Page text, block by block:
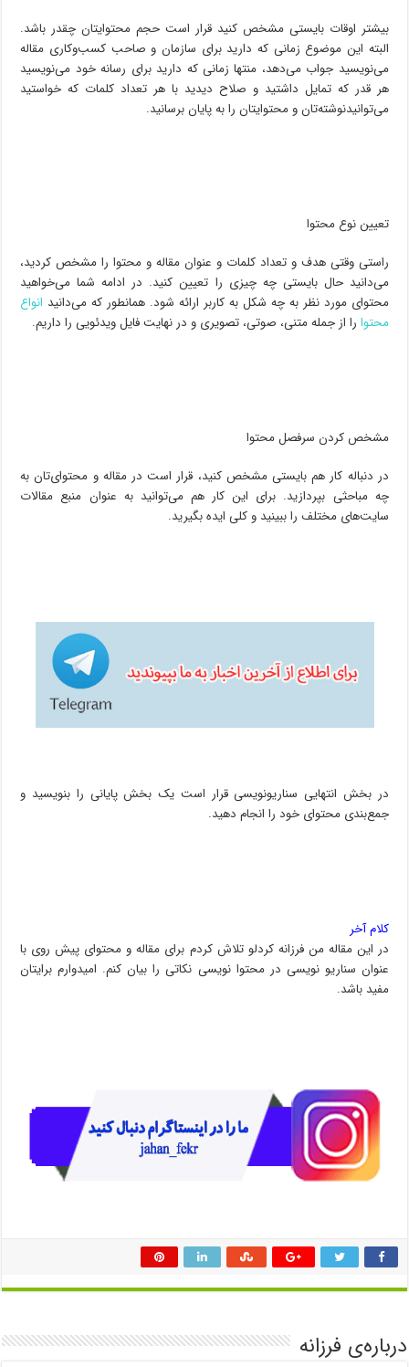
بیشتر اوقات بایستی مشخص کنید قرار است حجم محتوایتان چقدر باشد.
البته این موضوع زمانی که دارید برای سازمان و صاحب کسب‌و‌کاری مقاله
می‌نویسید جواب می‌دهد، منتها زمانی که دارید برای رسانه خود می‌نویسید
هر قدر که تمایل داشتید و صلاح دیدید با هر تعداد کلمات که خواستید
می‌توانیدنوشته‌تان و محتوایتان را به پایان برسانید.
تعیین نوع محتوا
راستی وقتی هدف و تعداد کلمات و عنوان مقاله و محتوا را مشخص کردید،
می‌دانید حال بایستی چه چیزی را تعیین کنید. در ادامه شما می‌خواهید
محتوای مورد نظر به چه شکل به کاربر ارائه شود. همانطور که می‌دانید انواع
محتوا را از جمله متنی، صوتی، تصویری و در نهایت فایل ویدئویی را داریم.
مشخص کردن سرفصل محتوا
در دنباله کار هم بایستی مشخص کنید، قرار است در مقاله و محتوای‌تان به
چه مباحثی بپردازید. برای این کار هم می‌توانید به عنوان منبع مقالات
سایت‌های مختلف را ببینید و کلی ایده بگیرید.
در بخش انتهایی سناریونویسی قرار است یک بخش پایانی را بنویسید و
جمع‌بندی محتوای خود را انجام دهید.
کلام آخر
در این مقاله من فرزانه کردلو تلاش کردم برای مقاله و محتوای پیش روی با
عنوان سناریو نویسی در محتوا نویسی نکاتی را بیان کنم. امیدوارم برایتان
مفید باشد.
درباره‌ی فرزانه